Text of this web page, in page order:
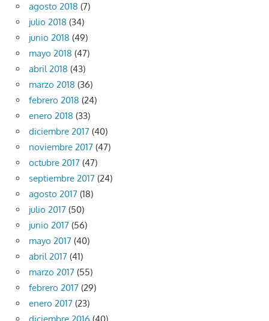
agosto 2018 (7)
julio 2018 (34)
junio 2018 (49)
mayo 2018 (47)
abril 2018 (43)
marzo 2018 (36)
febrero 2018 (24)
enero 2018 (33)
diciembre 2017 (40)
noviembre 2017 (47)
octubre 2017 (47)
septiembre 2017 (24)
agosto 2017 (18)
julio 2017 (50)
junio 2017 (56)
mayo 2017 (40)
abril 2017 (41)
marzo 2017 (55)
febrero 2017 (29)
enero 2017 (23)